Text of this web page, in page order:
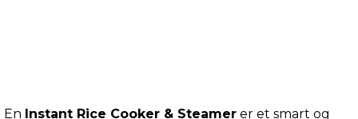
En Instant Rice Cooker & Steamer er et smart og